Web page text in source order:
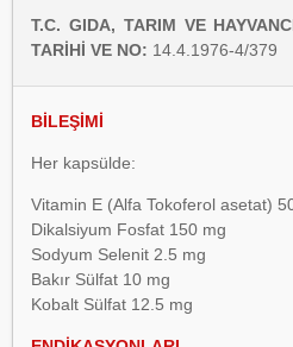
T.C. GIDA, TARIM VE
TARİHİ VE NO: 14.4.1976-4/379
BİLEŞİMİ
Her kapsülde:
Vitamin E (Alfa Tokoferol asetat)
Dikalsiyum Fosfat 150 mg
Sodyum Selenit 2.5 mg
Bakır Sülfat 10 mg
Kobalt Sülfat 12.5 mg